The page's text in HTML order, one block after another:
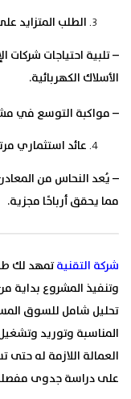
الطلب المتزايد
– تلبية احتياجات شركات
الأسلاك الكهربائية.
– مواكبة التوسع في
عائد استثماري
– يُعد النحاس من
مما يحقق أرباحًا مجزية.
شركة التقنيةتمهد لك
وتنفيذ المشروع بداية
تحليل شامل للسوق
المناسبة وتوريد
العمالة اللازمة له
على دراسة جدوى